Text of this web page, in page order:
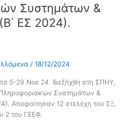
Συστημάτων &
ΕΣ 2024).
/18/12/2024
5-29 Νοε 24 διεξήχθη στη ΣΠΗΥ,
Συστημάτων &
Αποφοίτησαν 12 στελέχη του ΣΞ,
2 του ΓΕΕΦ.